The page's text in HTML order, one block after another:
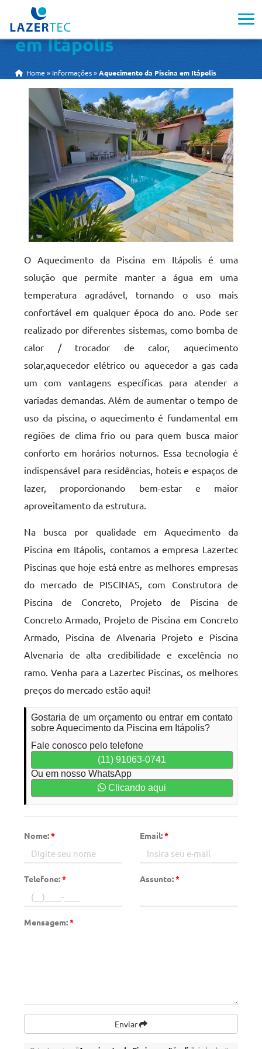
Aquecimento da Piscina
em Itápolis
Home » Informações »Aquecimento da Piscina em Itápolis
O Aquecimento da Piscina em Itápolis é uma
solução que permite manter a água em uma
temperatura agradável, tornando o uso mais
confortável em qualquer época do ano. Pode ser
realizado por diferentes sistemas, como bomba de
calor / trocador de calor, aquecimento
solar,aquecedor elétrico ou aquecedor a gas cada
um com vantagens específicas para atender a
variadas demandas. Além de aumentar o tempo de
uso da piscina, o aquecimento é fundamental em
regiões de clima frio ou para quem busca maior
conforto em horários noturnos. Essa tecnologia é
indispensável para residências, hoteis e espaços de
lazer, proporcionando bem-estar e maior
aproveitamento da estrutura.
Na busca por qualidade em Aquecimento da
Piscina em Itápolis, contamos a empresa Lazertec
Piscinas que hoje está entre as melhores empresas
do mercado de PISCINAS, com Construtora de
Piscina de Concreto, Projeto de Piscina de
Concreto Armado, Projeto de Piscina em Concreto
Armado, Piscina de Alvenaria Projeto e Piscina
Alvenaria de alta credibilidade e excelência no
ramo. Venha para a Lazertec Piscinas, os melhores
preços do mercado estão aqui!
Gostaria de um orçamento ou entrar em contato
sobre Aquecimento da Piscina em Itápolis?
Fale conosco pelo telefone
(11) 91063-0741
Ou em nosso WhatsApp
Clicando aqui
Nome:* Email:*
Telefone:* Assunto:*
Mensagem:*
Enviar